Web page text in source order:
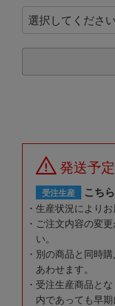
発送予
受注生産 こち
生産状況によりお
ご注文内容の変
い。
別の商品と同時
あわせます。
受注生産商品と
内であっても早